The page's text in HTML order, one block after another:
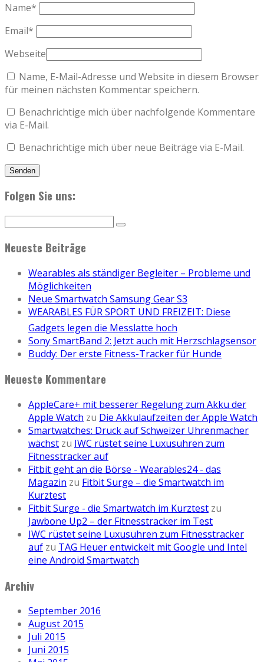
Name*
Email*
Webseite
Name, E-Mail-Adresse und Website in diesem Browser
für meinen nächsten Kommentar speichern.
Benachrichtige mich über nachfolgende Kommentare
via E-Mail.
Benachrichtige mich über neue Beiträge via E-Mail.
Folgen Sie uns:
Neueste Beiträge
Wearables als ständiger Begleiter – Probleme und
Möglichkeiten
Neue Smartwatch Samsung Gear S3
WEARABLES FÜR SPORT UND FREIZEIT: Diese
Gadgets legen die Messlatte hoch
Sony SmartBand 2: Jetzt auch mit Herzschlagsensor
Buddy: Der erste Fitness-Tracker für Hunde
Neueste Kommentare
AppleCare+ mit besserer Regelung zum Akku der
Apple Watch zu Die Akkulaufzeiten der Apple Watch
Smartwatches: Druck auf Schweizer Uhrenmacher
wächst zu IWC rüstet seine Luxusuhren zum
Fitnesstracker auf
Fitbit geht an die Börse - Wearables24 - das
Magazin zu Fitbit Surge – die Smartwatch im
Kurztest
Fitbit Surge - die Smartwatch im Kurztest zu
Jawbone Up2 – der Fitnesstracker im Test
IWC rüstet seine Luxusuhren zum Fitnesstracker
auf zu TAG Heuer entwickelt mit Google und Intel
eine Android Smartwatch
Archiv
September 2016
August 2015
Juli 2015
Juni 2015